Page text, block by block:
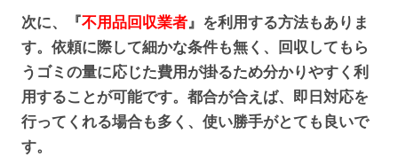
次に、『不用品回収業者』を利用する方法もありま
す。依頼に際して細かな条件も無く、回収してもら
うゴミの量に応じた費用が掛るため分かりやすく利
用することが可能です。都合が合えば、即日対応を
行ってくれる場合も多く、使い勝手がとても良いで
す。